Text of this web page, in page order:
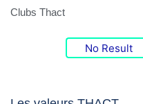
Clubs Thact
No Result